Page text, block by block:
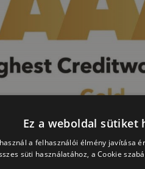
Ez a weboldal sütiket
a felhasználói élmény javítása
süti használatához, a Cookie